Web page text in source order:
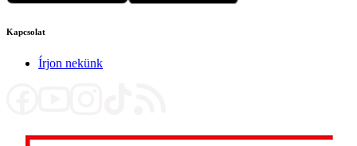
Kapcsolat
Írjon nekünk